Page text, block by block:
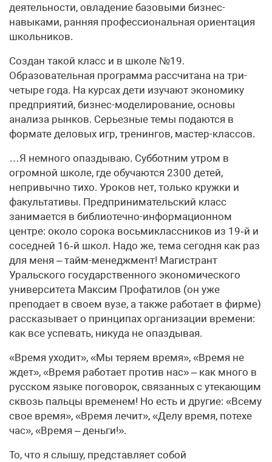
деятельности, овладение базовыми бизнес-
навыками, ранняя профессиональная ориентация
школьников.
Создан такой класс и в школе №19.
Образовательная программа рассчитана на три-
четыре года. На курсах дети изучают экономику
предприятий, бизнес-моделирование, основы
анализа рынков. Серьезные темы подаются в
формате деловых игр, тренингов, мастер-классов.
…Я немного опаздываю. Субботним утром в
огромной школе, где обучаются 2300 детей,
непривычно тихо. Уроков нет, только кружки и
факультативы. Предпринимательский класс
занимается в библиотечно-информационном
центре: около сорока восьмиклассников из 19‑й и
соседней 16‑й школ. Надо же, тема сегодня как раз
для меня – тайм-менеджмент! Магистрант
Уральского государственного экономического
университета Максим Профатилов (он уже
преподает в своем вузе, а также работает в фирме)
рассказывает о принципах организации времени:
как все успевать, никуда не опаздывая.
«Время уходит», «Мы теряем время», «Время не
ждет», «Время работает против нас» – как много в
русском языке поговорок, связанных с утекающим
сквозь пальцы временем! Но есть и другие: «Всему
свое время», «Время лечит», «Делу время, потехе
час», «Время – деньги!».
То, что я слышу, представляет собой